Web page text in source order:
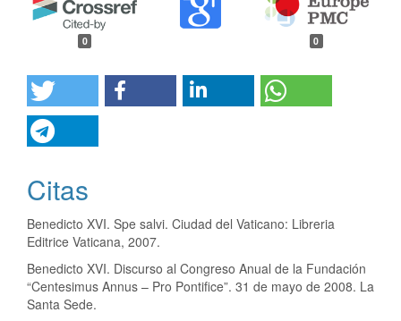
0 0
Citas
Benedicto XVI. Spe salvi. Ciudad del Vaticano: Libreria
Editrice Vaticana, 2007.
Benedicto XVI. Discurso al Congreso Anual de la Fundación
“Centesimus Annus – Pro Pontifice”. 31 de mayo de 2008. La
Santa Sede.